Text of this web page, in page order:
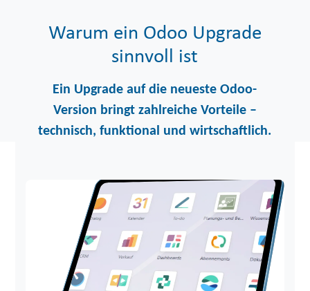
Warum ein Odoo Upgrade
sinnvoll ist
Ein Upgrade auf die neuesteOdoo-
Version bringt zahlreiche Vorteile –
technisch, funktional und wirtschaftlich.